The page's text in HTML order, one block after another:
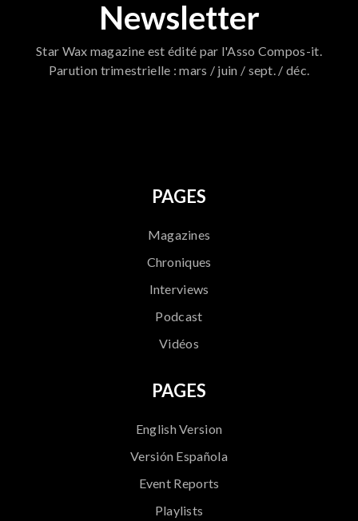
Newsletter
Star Wax magazine est édité par l'Asso Compos-it.
Parution trimestrielle : mars / juin / sept. / déc.
PAGES
Magazines
Chroniques
Interviews
Podcast
Vidéos
PAGES
English Version
Versión Española
Event Reports
Playlists